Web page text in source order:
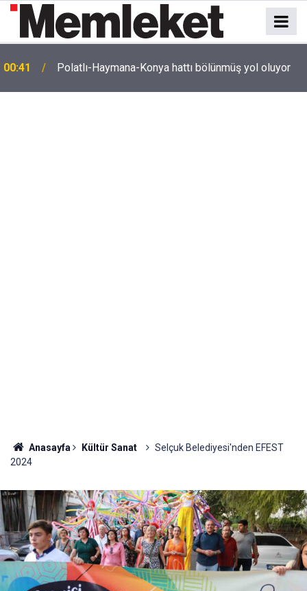
00:41 Polatlı-Haymana-Konya hattı bölünmüş yol oluyor
Anasayfa Kültür Sanat
Selçuk Belediyesi'nden EFEST
2024